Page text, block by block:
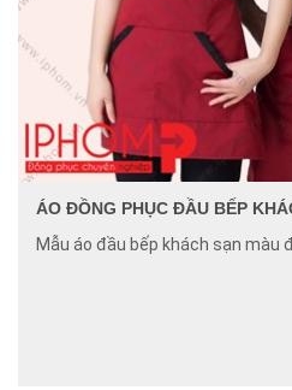
ÁO ĐỒNG PHỤC ĐẦU BẾP
Mẫu áo đầu bếp khách sạn màu